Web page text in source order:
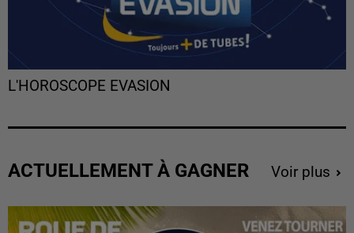
L'HOROSCOPE EVASION
ACTUELLEMENT À GAGNER Voir plus